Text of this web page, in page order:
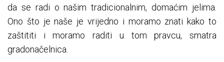
da se radi o našim tradicionalnim, domaćim jelima.
Ono što je naše je vrijedno i moramo znati kako to
zaštititi i moramo raditi u tom pravcu, smatra
gradonačelnica.